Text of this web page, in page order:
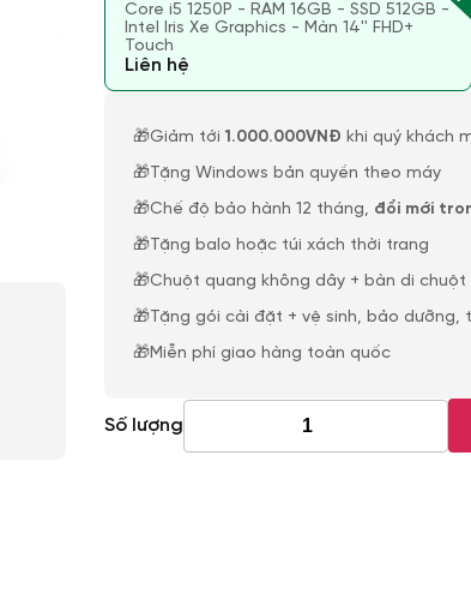
Core i5 1250P - RAM 16GB - SSD 512GB -
Intel Iris Xe Graphics - Màn 14'' FHD+
Touch
Liên hệ
🎁Giảm tới 1.000.000VNĐ khi quý khách
🎁Tặng Windows bản quyền theo máy
🎁Chế độ bảo hành 12 tháng, đổi mới
🎁Tặng balo hoặc túi xách thời trang
🎁Chuột quang không dây + bàn di chuột
🎁Tặng gói cài đặt + vệ sinh, bảo dưỡng,
🎁Miễn phí giao hàng toàn quốc
Số lượng